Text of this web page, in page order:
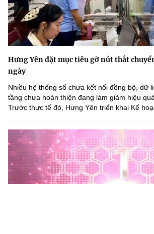
Hưng Yên đặt mục tiêu gỡ nút thắt
ngày
Nhiều hệ thống số chưa kết nối đồng bộ, dữ
tầng chưa hoàn thiện đang làm giảm hiệu
Trước thực tế đó, Hưng Yên triển khai Kế